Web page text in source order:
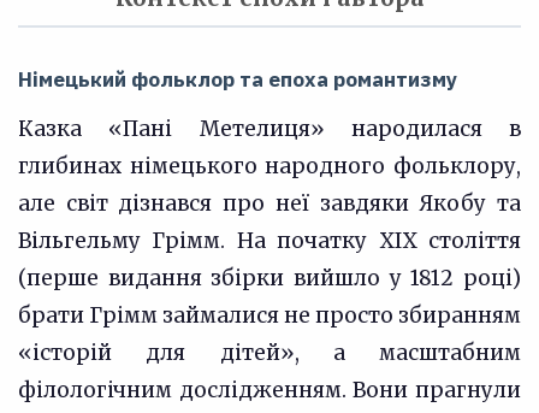
Німецький фольклор та епоха романтизму
Казка «Пані Метелиця» народилася в
глибинах німецького народного фольклору,
але світ дізнався про неї завдяки Якобу та
Вільгельму Грімм. На початку XIX століття
(перше видання збірки вийшло у 1812 році)
брати Грімм займалися не просто збиранням
«історій для дітей», а масштабним
філологічним дослідженням. Вони прагнули